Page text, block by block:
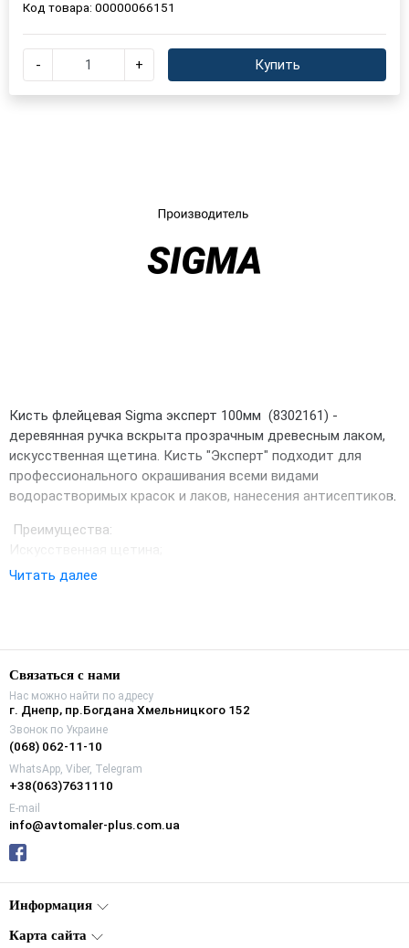
Выберите язык магазина ×
Кисть флейцевая Sigma эксперт 100мм (8302161) -
деревянная ручка вскрыта прозрачным древесным лаком,
искусственная щетина. Кисть "Эксперт" подходит для
профессионального окрашивания всеми видами
водорастворимых красок и лаков, нанесения антисептиков.
Преимущества:
Искусственная щетина;
Деревянная ручка, покрытая лаком;
Читать далее
Код товара: 00000066151
- + Купить
Связаться с нами
Нас можно найти по адресу
г. Днепр, пр.Богдана Хмельницкого 152
Звонок по Украине
(068) 062-11-10
WhatsApp, Viber, Telegram
+38(063)7631110
E-mail
info@avtomaler-plus.com.ua
Информация
Карта сайта